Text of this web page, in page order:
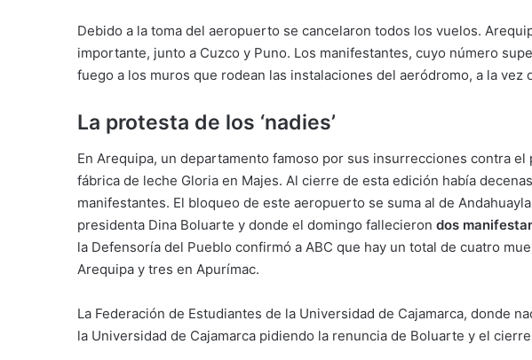
Debido a la toma del aeropuerto se cancelaron todos los vuelos.
importante, junto a Cuzco y Puno. Los manifestantes, cuyo número
fuego a los muros que rodean las instalaciones del aeródromo, a la vez
La protesta de los ‘nadies’
En Arequipa, un departamento famoso por sus insurrecciones contra
fábrica de leche Gloria en Majes. Al cierre de esta edición había
manifestantes. El bloqueo de este aeropuerto se suma al de
presidenta Dina Boluarte y donde el domingo fallecieron dos
la Defensoría del Pueblo confirmó a ABC que hay un total de cuatro
Arequipa y tres en Apurímac.
La Federación de Estudiantes de la Universidad de Cajamarca, donde
la Universidad de Cajamarca pidiendo la renuncia de Boluarte y el